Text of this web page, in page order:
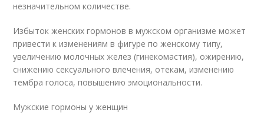
незначительном количестве.
Избыток женских гормонов в мужском организме может
привести к изменениям в фигуре по женскому типу,
увеличению молочных желез (гинекомастия), ожирению,
снижению сексуального влечения, отекам, изменению
тембра голоса, повышению эмоциональности.
Мужские гормоны у женщин